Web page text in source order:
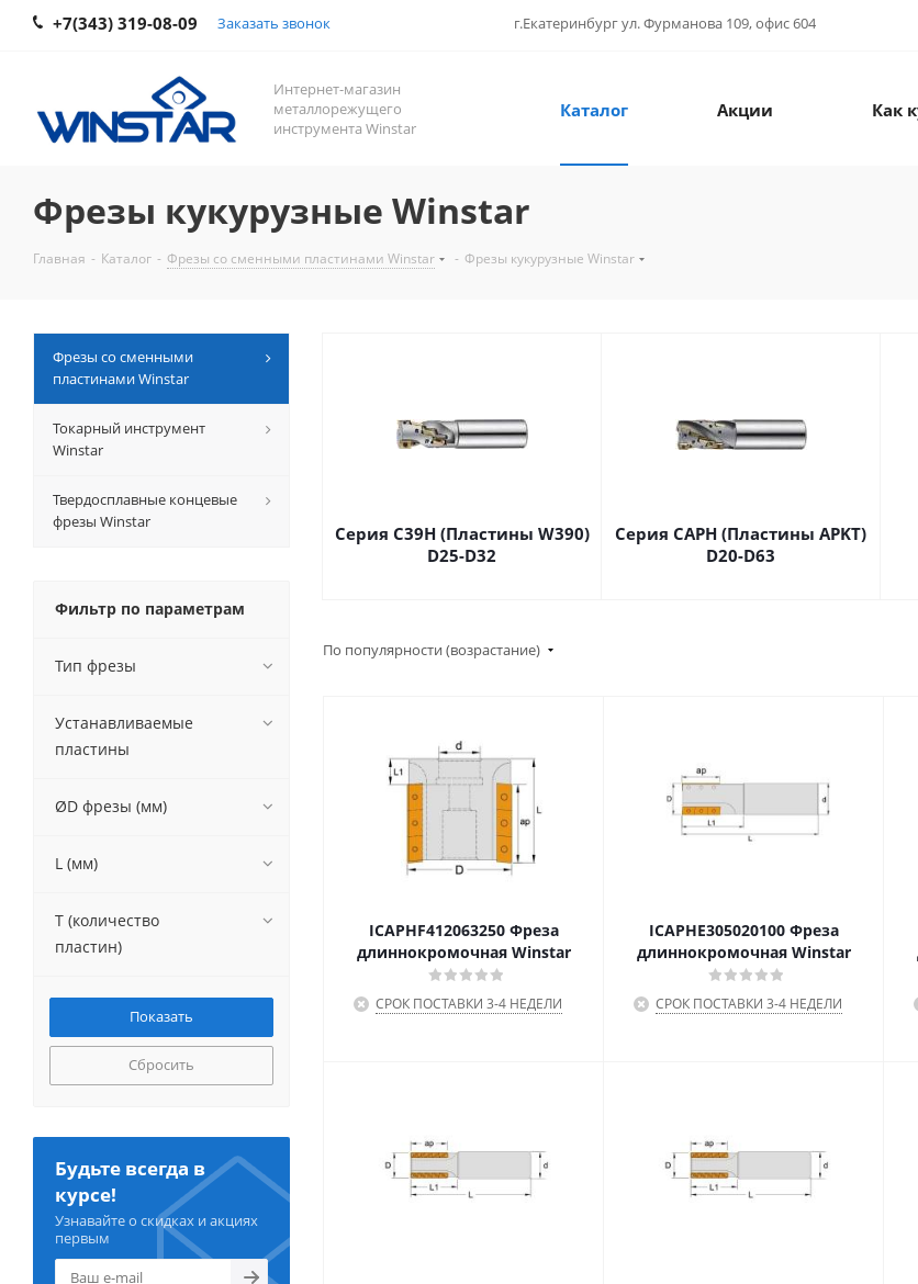
+7(343) 319-08-09 Заказать звонок г.Екатеринбург ул. Фурманова 109, офис 604
Интернет-магазин
металлорежущего
инструмента Winstar
Каталог Акции Как
Фрезы кукурузные Winstar
Главная - Каталог - Фрезы со сменными пластинами Winstar - Фрезы кукурузные Winstar
Серия C39H (Пластины W390)
D25-D32
Серия CAPH (Пластины APKT)
D20-D63
По популярности (возрастание)
ICAPHF412063250 Фреза
длиннокромочная Winstar
СРОК ПОСТАВКИ 3-4 НЕДЕЛИ
ICAPHE305020100 Фреза
длиннокромочная Winstar
СРОК ПОСТАВКИ 3-4 НЕДЕЛИ
Фрезы со сменными
пластинами Winstar
Токарный инструмент
Winstar
Твердосплавные концевые
фрезы Winstar
Фильтр по параметрам
Тип фрезы
Устанавливаемые
пластины
ØD фрезы (мм)
L (мм)
T (количество
пластин)
Сбросить
Будьте всегда в
курсе!
Узнавайте о скидках и акциях
первым